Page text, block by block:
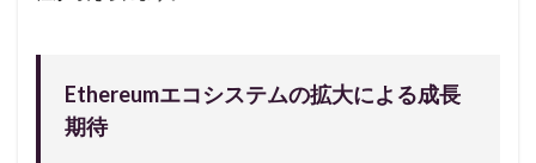
Ethereumエコシステムの拡大による成長
期待